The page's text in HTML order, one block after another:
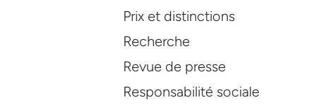
Prix et distinctions
Recherche
Revue de presse
Responsabilité sociale